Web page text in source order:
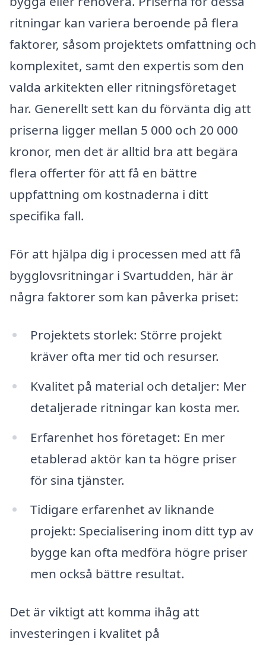
ritningar kan variera beroende på flera
faktorer, såsom projektets omfattning och
komplexitet, samt den expertis som den
valda arkitekten eller ritningsföretaget
har. Generellt sett kan du förvänta dig att
priserna ligger mellan 5 000 och 20 000
kronor, men det är alltid bra att begära
flera offerter för att få en bättre
uppfattning om kostnaderna i ditt
specifika fall.
För att hjälpa dig i processen med att få
bygglovsritningar i Svartudden, här är
några faktorer som kan påverka priset:
Projektets storlek: Större projekt
kräver ofta mer tid och resurser.
Kvalitet på material och detaljer: Mer
detaljerade ritningar kan kosta mer.
Erfarenhet hos företaget: En mer
etablerad aktör kan ta högre priser
för sina tjänster.
Tidigare erfarenhet av liknande
projekt: Specialisering inom ditt typ av
bygge kan ofta medföra högre priser
men också bättre resultat.
Det är viktigt att komma ihåg att
investeringen i kvalitet på